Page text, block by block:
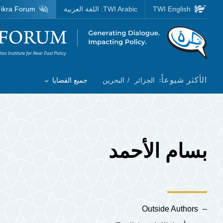
Skip to main content
Homepage
الأكثر شيوعاً: الجزائر البحرين
Toggle List of
جميع القضايا
TWI English
TWI Arabic: اللغة العربية Forum
بسام الأحمد
Outside Authors